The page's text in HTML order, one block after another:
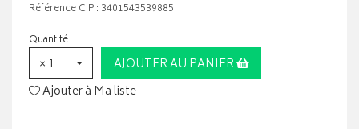
Référence CIP : 3401543539885
Quantité
× 1
AJOUTER AU PANIER
Ajouter à Ma liste